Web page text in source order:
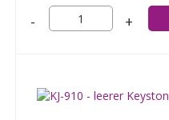
- +